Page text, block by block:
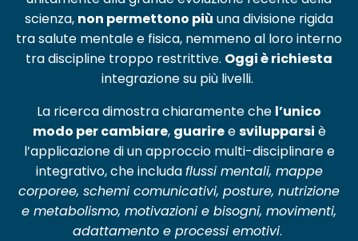
scienza, non permettono più una divisione rigida
tra salute mentale e fisica, nemmeno al loro interno
tra discipline troppo restrittive. Oggi è richiesta
integrazione su più livelli.
La ricerca dimostra chiaramente che l’unico
modo per cambiare, guarireesvilupparsi è
l’applicazione di un approccio multi-disciplinare e
integrativo, che includaflussi mentali, mappe
corporee, schemi comunicativi, posture, nutrizione
e metabolismo, motivazioni e bisogni, movimenti,
adattamento e processi emotivi.